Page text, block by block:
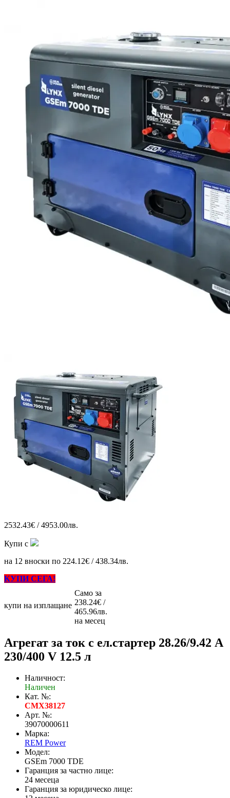
2532.43€ / 4953.00лв.
Купи с
на 12 вноски по 224.12€ / 438.34лв.
КУПИ СЕГА!
купи на изплащане
Само за
238.24€ /
465.96лв.
на месец
Агрегат за ток с ел.стартер 28.26/9.42 A
230/400 V 12.5 л
Наличност:
Наличен
Кат. №:
CMX38127
Арт. №:
39070000611
Марка:
REM Power
Модел:
GSEm 7000 TDE
Гаранция за частно лице:
24 месеца
Гаранция за юридическо лице: